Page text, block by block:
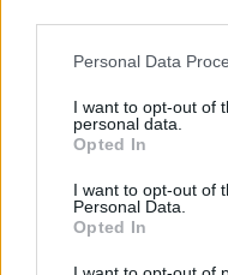
Please note that this
not limited to your visit
grant or deny consent
use your data for below
consent section.
Personal Data
I want to opt-out of
personal data.
Opted In
I want to opt-out of
Personal Data.
Opted In
start var siste
åpningshelga.
Slik gikk det på
og slik endte